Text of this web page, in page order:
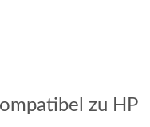
zu HP